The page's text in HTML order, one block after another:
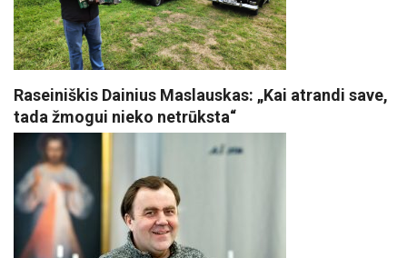
Raseiniškis Dainius Maslauskas: „Kai atrandi save,
tada žmogui nieko netrūksta“